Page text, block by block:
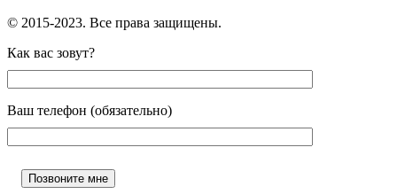
© 2015-2023. Все права защищены.
Как вас зовут?
Ваш телефон (обязательно)